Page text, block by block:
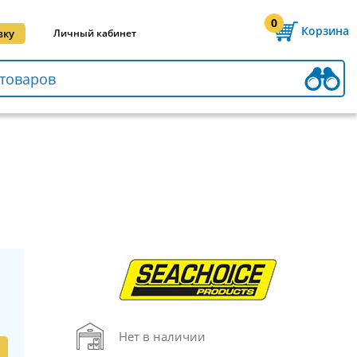
Личный кабинет
0
Корзина
Нет в наличии